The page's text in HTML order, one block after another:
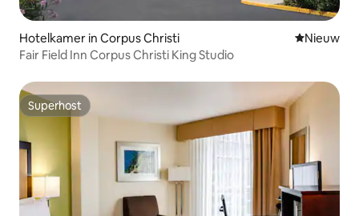
Hotelkamer in Corpus Christi Nieuwe
Nieuw
Fair Field Inn Corpus Christi King Studio
Superhost
Superhost